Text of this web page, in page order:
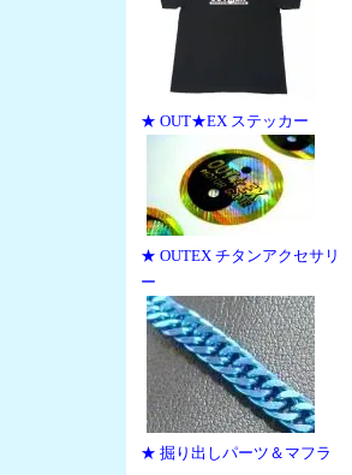
★ OUT★EX ステッカー
★ OUTEX チタンアクセサリ
ー
★ 掘り出しパーツ＆マフラ